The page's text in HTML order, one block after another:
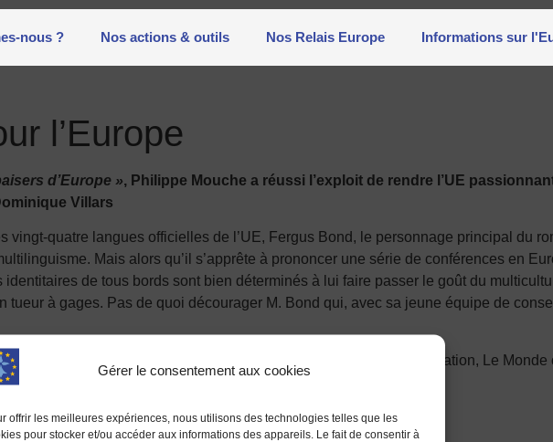
Gérer le consentement aux cookies
offrir les meilleures expériences, nous utilisons des technologies telles que les
pour stocker et/ou accéder aux informations des appareils. Le fait de consentir à
nous ? Nos actions & outils Nos Relais Europe Informations sur
l’Europe
d’Europe », Philippe Mouche a réussi l’exploit de rendre l’UE
Villars
vingt-quatre langues officielles de l’UE, Fergus Bond, le personnage principal du
Mais alors qu’il s’apprête à prononcer une série de conférences en
identitaires de tous bords sont bien déterminés à lui faire passer le goût du
tueur à gages. Pas de quoi décourager M. Bond qui, avec sa jeune équipe de
est journaliste et écrivain. Il a notamment travaillé pour Libération, Le
Autres